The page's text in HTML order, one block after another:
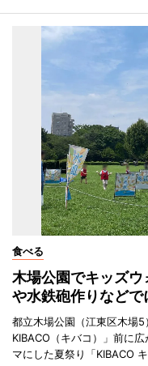
食べる
木場公園でキッズ
や水鉄砲作りなどで
都立木場公園（江東区木場
KIBACO（キバコ）」前に
マにした夏祭り「KIBACO